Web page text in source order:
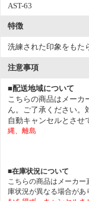
AST-63
特徴
洗練された印象をもた
注意事項
■配送地域について
こちらの商品はメーカ
ん。ご了承ください。
自動キャンセルとさせ
縄、離島
■在庫状況について
こちらの商品はメーカ
庫状況が異なる場合があ